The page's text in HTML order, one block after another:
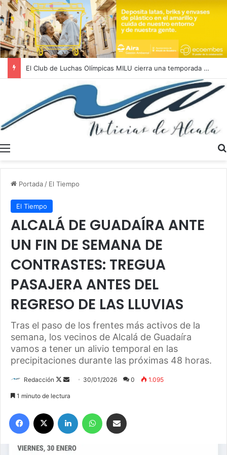
El Club de Luchas Olímpicas MILU cierra una temporada 2025/2026 histórica con un récord de 262 medallas
Portada / El Tiempo
El Tiempo
ALCALÁ DE GUADAÍRA ANTE
UN FIN DE SEMANA DE
CONTRASTES: TREGUA
PASAJERA ANTES DEL
REGRESO DE LAS LLUVIAS
Tras el paso de los frentes más activos de la
semana, los vecinos de Alcalá de Guadaíra
vamos a tener un alivio temporal en las
precipitaciones durante las próximas 48 horas.
Redacción
F
l
o
o
d
a
e
30/01/2026 0 1.095
1 minuto de lectura